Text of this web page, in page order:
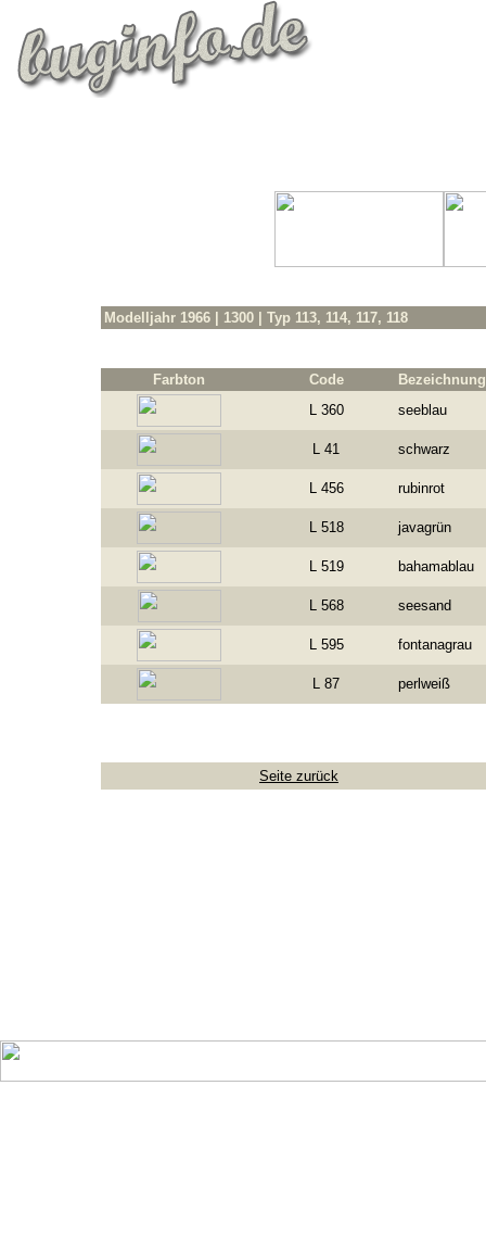
Modelljahr 1966 | 1300 | Typ 113, 114, 117, 118
Farbton Code
Bezeichnung
L 360
seeblau
L 41 schwarz
L 456 rubinrot
L 518 javagrün
L 519 bahamablau
L 568 seesand
L 595 fontanagrau
L 87 perlweiß
Seite zurück